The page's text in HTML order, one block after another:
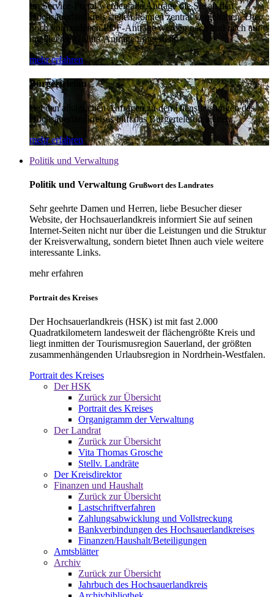
Im Service-Portal werden alle Anträge die Sie an den
Hochsauerlandkreis stellen können zentral vorgehalten. Die
noch vorhandenen PDF-Anträge werden nach und nach auf
intelligente Online-Anträge umgestellt.
mehr erfahren
Bürgertelefon
Bei den alltäglichen Anfragen zu den Dienstleistungen des
Hochsauerlandkreises hilft das Bürgertelefon weiter.
mehr erfahren
Politik und Verwaltung
Politik und Verwaltung Grußwort des Landrates
Sehr geehrte Damen und Herren, liebe Besucher dieser
Website, der Hochsauerlandkreis informiert Sie auf seinen
Internet-Seiten nicht nur über die Leistungen und die Struktur
der Kreisverwaltung, sondern bietet Ihnen auch viele weitere
interessante Links.
mehr erfahren
Portrait des Kreises
Der Hochsauerlandkreis (HSK) ist mit fast 2.000
Quadratkilometern landesweit der flächengrößte Kreis und
liegt inmitten der Tourismusregion Sauerland, der größten
zusammenhängenden Urlaubsregion in Nordrhein-Westfalen.
Portrait des Kreises
Der HSK
Zurück zur Übersicht
Portrait des Kreises
Organigramm der Verwaltung
Der Landrat
Zurück zur Übersicht
Vita Thomas Grosche
Stellv. Landräte
Der Kreisdirektor
Finanzen und Haushalt
Zurück zur Übersicht
Lastschriftverfahren
Zahlungsabwicklung und Vollstreckung
Bankverbindungen des Hochsauerlandkreises
Finanzen/Haushalt/Beteiligungen
Amtsblätter
Archiv
Zurück zur Übersicht
Jahrbuch des Hochsauerlandkreis